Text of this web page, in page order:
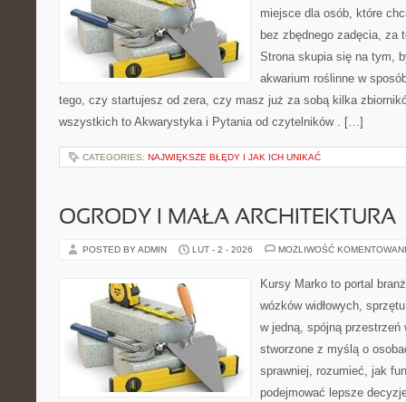
miejsce dla osób, które
bez zbędnego zadęcia, za
Strona skupia się na tym,
akwarium roślinne w
tego, czy startujesz od zera, czy masz już za sobą kilka
wszystkich to Akwarystyka i Pytania od czytelników . […]
CATEGORIES: NAJWIĘKSZE BŁĘDY I JAK ICH UNIKAĆ
OGRODY I MAŁA ARCHITEKTURA
POSTED BY ADMIN LUT - 2 - 2026 MOŻLIWOŚĆ
Kursy Marko to portal
wózków widłowych,
w jedną, spójną przestrzeń
stworzone z myślą o
sprawniej, rozumieć, jak
podejmować lepsze